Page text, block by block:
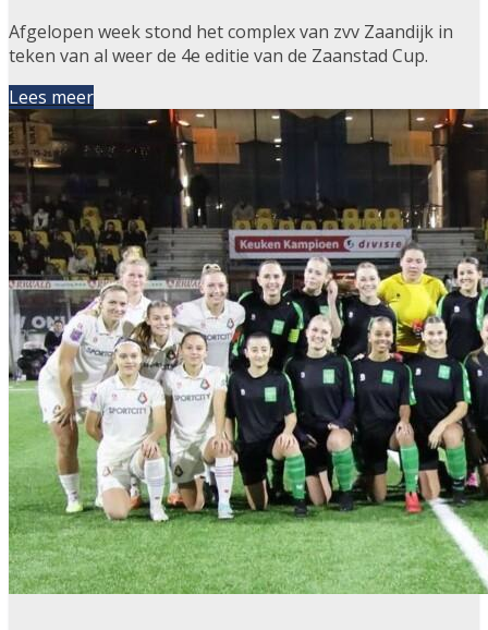
Afgelopen week stond het complex van zvv Zaandijk in
teken van al weer de 4e editie van de Zaanstad Cup.
Lees meer